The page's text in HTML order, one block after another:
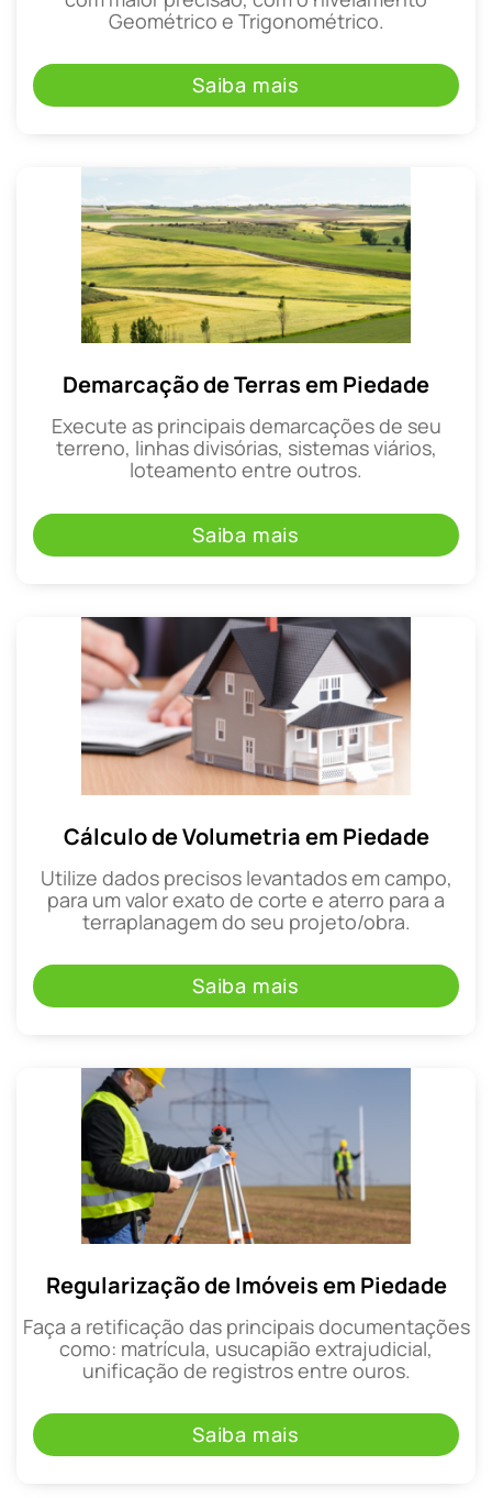
Geométrico e Trigonométrico.
Saiba mais
Demarcação de Terras em Piedade
Execute as principais demarcações de seu
terreno, linhas divisórias, sistemas viários,
loteamento entre outros.
Saiba mais
Cálculo de Volumetria em Piedade
Utilize dados precisos levantados em campo,
para um valor exato de corte e aterro para a
terraplanagem do seu projeto/obra.
Saiba mais
Regularização de Imóveis em Piedade
Faça a retificação das principais documentações
como: matrícula, usucapião extrajudicial,
unificação de registros entre ouros.
Saiba mais